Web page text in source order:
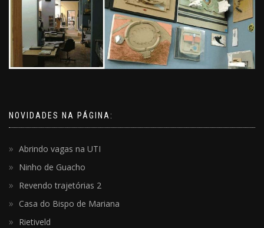
NOVIDADES NA PÁGINA:
Abrindo vagas na UTI
Ninho de Guacho
Revendo trajetórias 2
Casa do Bispo de Mariana
Rietiveld